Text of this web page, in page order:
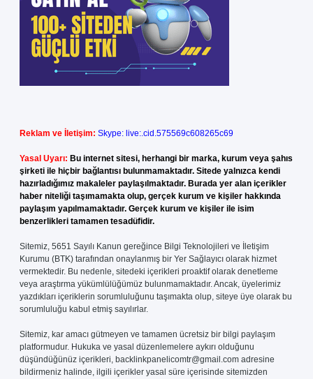
Reklam ve İletişim: Skype: live:.cid.575569c608265c69
Yasal Uyarı: Bu internet sitesi, herhangi bir marka, kurum veya şahıs
şirketi ile hiçbir bağlantısı bulunmamaktadır. Sitede yalnızca kendi
hazırladığımız makaleler paylaşılmaktadır. Burada yer alan içerikler
haber niteliği taşımamakta olup, gerçek kurum ve kişiler hakkında
paylaşım yapılmamaktadır. Gerçek kurum ve kişiler ile isim
benzerlikleri tamamen tesadüfidir.
Sitemiz, 5651 Sayılı Kanun gereğince Bilgi Teknolojileri ve İletişim
Kurumu (BTK) tarafından onaylanmış bir Yer Sağlayıcı olarak hizmet
vermektedir. Bu nedenle, sitedeki içerikleri proaktif olarak denetleme
veya araştırma yükümlülüğümüz bulunmamaktadır. Ancak, üyelerimiz
yazdıkları içeriklerin sorumluluğunu taşımakta olup, siteye üye olarak bu
sorumluluğu kabul etmiş sayılırlar.
Sitemiz, kar amacı gütmeyen ve tamamen ücretsiz bir bilgi paylaşım
platformudur. Hukuka ve yasal düzenlemelere aykırı olduğunu
düşündüğünüz içerikleri, backlinkpanelicomtr@gmail.com adresine
bildirmeniz halinde, ilgili içerikler yasal süre içerisinde sitemizden